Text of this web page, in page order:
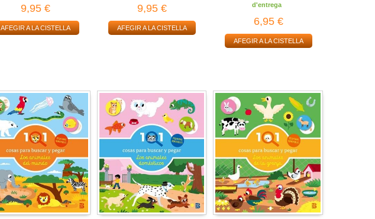
9,95 €
AFEGIR A LA CISTELLA
9,95 €
AFEGIR A LA CISTELLA
d'entrega
6,95 €
AFEGIR A LA CISTELLA